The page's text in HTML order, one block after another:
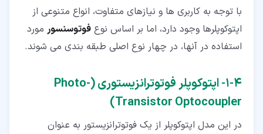
با توجه به کاربری ها و نیازهای متفاوت، انواع متنوعی از
اپتوکوپلرها وجود دارد، اما بر اساس نوع فوتوسنسور مورد
استفاده در آنها، در چهار نوع اصلی طبقه بندی می شوند.
۴‏-‏۱‏- اپتوکوپلر فوتوترانزیستوری (Photo-
Transistor Optocoupler)
در این مدل اپتوکوپلر از یک فوتوترانزیستور به عنوان